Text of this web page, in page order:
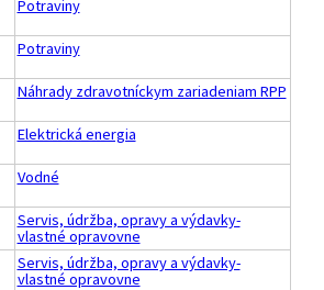
Potraviny
Potraviny
Náhrady zdravotníckym zariadeniam RPP
Elektrická energia
Vodné
Servis, údržba, opravy a výdavky-
vlastné opravovne
Servis, údržba, opravy a výdavky-
vlastné opravovne